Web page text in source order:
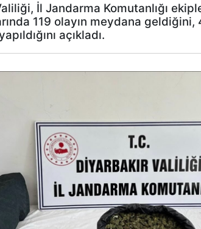
İl Jandarma Komutanlığı
119 olayın meydana
açıkladı.